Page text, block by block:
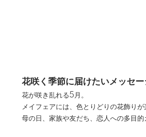
花咲く季節に届けたいメッセー
花が咲き乱れる5月。
メイフェアには、色とりどりの花飾りが
母の日、家族や友だち、恋人への多目的